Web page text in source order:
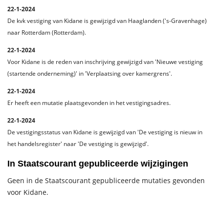
22-1-2024
De kvk vestiging van Kidane is gewijzigd van Haaglanden ('s-Gravenhage)
naar Rotterdam (Rotterdam).
22-1-2024
Voor Kidane is de reden van inschrijving gewijzigd van 'Nieuwe vestiging
(startende onderneming)' in 'Verplaatsing over kamergrens'.
22-1-2024
Er heeft een mutatie plaatsgevonden in het vestigingsadres.
22-1-2024
De vestigingsstatus van Kidane is gewijzigd van 'De vestiging is nieuw in
het handelsregister' naar 'De vestiging is gewijzigd'.
In Staatscourant gepubliceerde wijzigingen
Geen in de Staatscourant gepubliceerde mutaties gevonden
voor Kidane.